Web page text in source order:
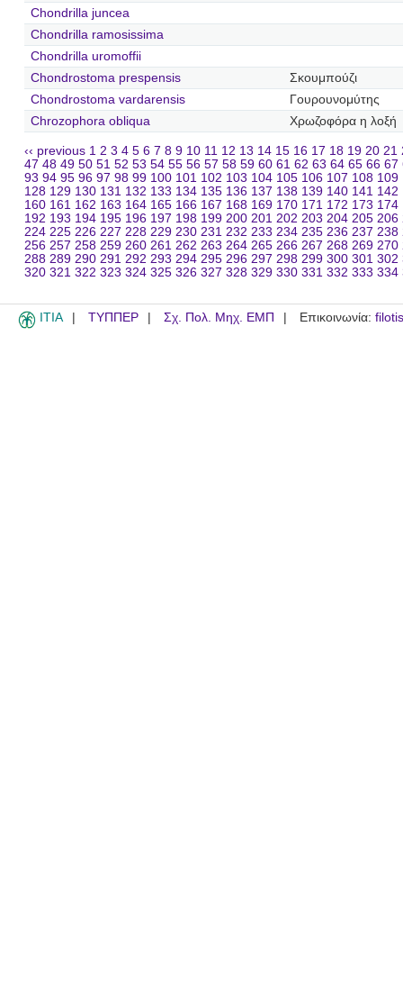
Chondrilla juncea
Chondrilla ramosissima
Chondrilla uromoffii
Chondrostoma prespensis
Σκουμπούζι
Chondrostoma vardarensis
Γουρουνομύτης
Chrozophora obliqua
Χρωζοφόρα η λοξή
‹‹ previous 1 2 3 4 5 6 7 8 9 10 11 12 13 14 15 16 17 18 19 20 21
47 48 49 50 51 52 53 54 55 56 57 58 59 60 61 62 63 64 65 66 67
93 94 95 96 97 98 99 100 101 102 103 104 105 106 107 108 109
128 129 130 131 132 133 134 135 136 137 138 139 140 141 142
160 161 162 163 164 165 166 167 168 169 170 171 172 173 174
192 193 194 195 196 197 198 199 200 201 202 203 204 205 206
224 225 226 227 228 229 230 231 232 233 234 235 236 237 238
256 257 258 259 260 261 262 263 264 265 266 267 268 269 270
288 289 290 291 292 293 294 295 296 297 298 299 300 301 302
320 321 322 323 324 325 326 327 328 329 330 331 332 333 334
ITIA ΤΥΠΠΕΡ Σχ. Πολ. Μηχ. ΕΜΠ Επικοινωνία: